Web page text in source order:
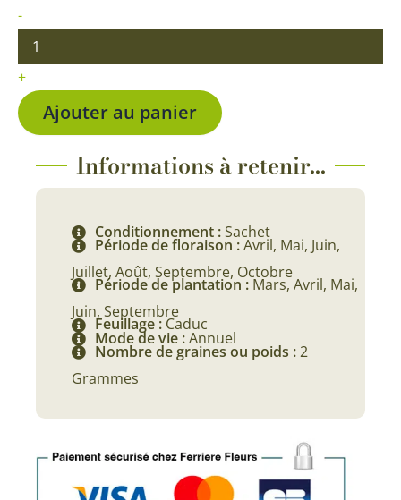
-Eschscholtzia
de
Californie
simple
varié
+
Ajouter au panier
Informations à retenir...
Conditionnement :Sachet
Période de floraison :Avril, Mai, Juin,
Juillet, Août, Septembre, Octobre
Période de plantation : Mars, Avril, Mai,
Juin, Septembre
Feuillage : Caduc
Mode de vie :Annuel
Nombre de graines ou poids :2
Grammes